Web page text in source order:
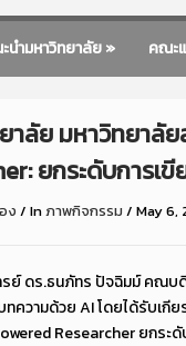
นำมหาวิทยาลัย» คณะ
ลัย มหาวิทยาลัย
ยกระดับการเ
ง / Inภาพกิจกรรม / May 6,
ย์ ดร.ธนภัทร ปัจฉิมม์ คณบ
ทความด้วย AI โดยได้รับเกี
Researcher ยกร